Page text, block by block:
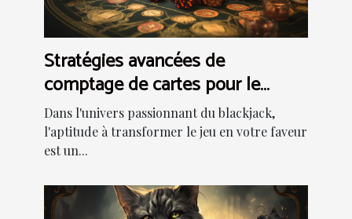
Stratégies avancées de
comptage de cartes pour le
blackjack
Dans l'univers passionnant du blackjack,
l'aptitude à transformer le jeu en votre faveur
est un...